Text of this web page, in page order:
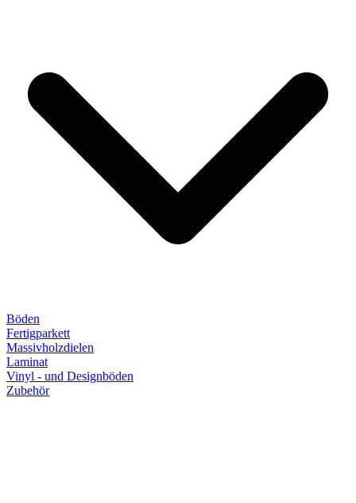
Böden
Fertigparkett
Massivholzdielen
Laminat
Vinyl - und Designböden
Zubehör